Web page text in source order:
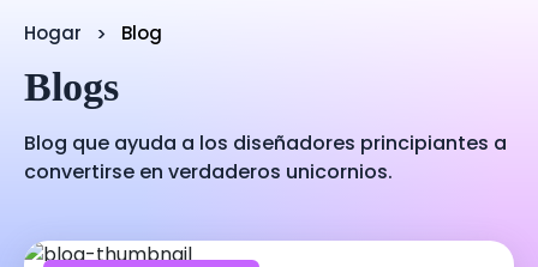
Hogar Blog
Blogs
Blog que ayuda a los diseñadores principiantes a
convertirse en verdaderos unicornios.